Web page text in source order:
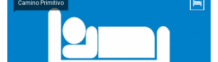
Camino Primitivo